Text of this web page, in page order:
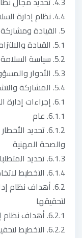
4.4. نظام إدارة السلامة والصحة المهنية
5. القيادة ومشاركة العاملين
5.1. القيادة والالتزام
5.2. سياسة السلامة والصحة المهنية
5.3. الأدوار والمسؤوليات والمساءلة والسلطات التنظيمية
5.4. المشاركة والتشاور و التخطيط
6.1. إجراءات إدارة المخاطر والفرص
6.1.1. عام
6.1.2. تحديد
والصحة المهنية
6.1.3. تحديد المتطلبات القانونية والمتطلبات الأخرى
6.1.4. التخطيط لاتخاذ إجراءات
6.2. أهداف نظام
لتحقيقها
6.2.1. أهداف نظام إدارة السلامة والصحة المهنية
6.2.2. التخطيط